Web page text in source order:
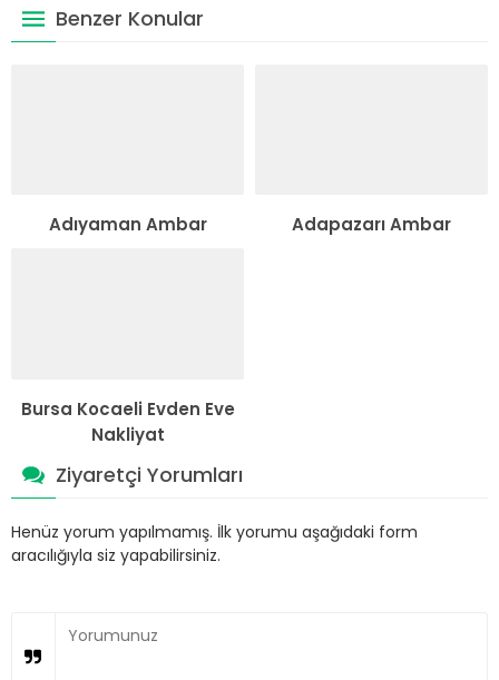
Benzer Konular
Adıyaman Ambar Adapazarı Ambar
Bursa Kocaeli Evden Eve
Nakliyat
Ziyaretçi Yorumları
Henüz yorum yapılmamış. İlk yorumu aşağıdaki form
aracılığıyla siz yapabilirsiniz.